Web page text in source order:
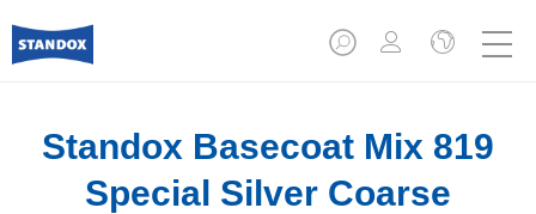
Standox Basecoat Mix 819
Special Silver Coarse